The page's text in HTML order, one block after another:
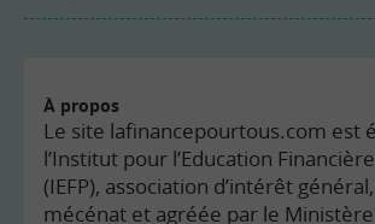
À propos
Le site lafinancepourtous.com est
l’Institut pour l’Education
(IEFP), association d’intérêt
mécénat et agréée par le